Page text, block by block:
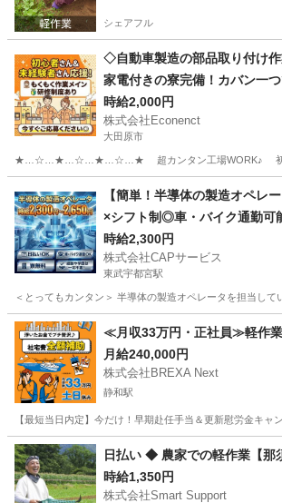
シェアフル
◇自動車製造の部品取り付け
家電付きの寮完備！カバン一
★
時給2,000円
株式会社Econenct
大田原市
★…☆…★…☆…★…☆…★ 超カンタン工場WORK♪ 初心者
工場 スタッフ
【簡単！半導体の製造オペレ
×シフト制◎車・バイク通勤可
時給2,300円
株式会社CAPサービス
東武宇都宮駅
＜とってもカンタン＞ 半導体の製造オペレータを担当し
栃木 宇都宮市 東武宇都宮駅 工場 スタッフ
≪月収33万円・正社員≫軽作
月給240,000円
株式会社BREXA Next
静和駅
【最短当日内定】今だけ！早期赴任手当＆更新慰労金キ
栃木 栃木市 静和駅 その他
日払い ◆ 農家での軽作業【那
時給1,350円
株式会社Smart Support